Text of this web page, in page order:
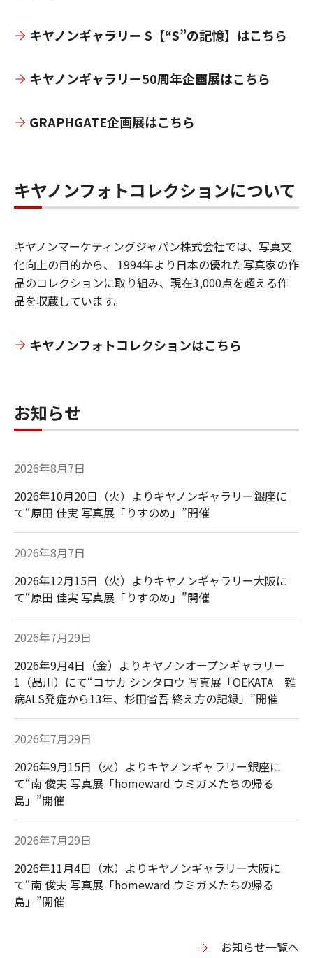
キヤノンギャラリー S【“S”の記憶】はこちら
キヤノンギャラリー50周年企画展はこちら
GRAPHGATE企画展はこちら
キヤノンフォトコレクションについて
キヤノンマーケティングジャパン株式会社では、写真文
化向上の目的から、 1994年より日本の優れた写真家の作
品のコレクションに取り組み、現在3,000点を超える作
品を収蔵しています。
キヤノンフォトコレクションはこちら
お知らせ
2026年8月7日
2026年10月20日（火）よりキヤノンギャラリー銀座に
て“原田 佳実 写真展「りすのめ」”開催
2026年8月7日
2026年12月15日（火）よりキヤノンギャラリー大阪に
て“原田 佳実 写真展「りすのめ」”開催
2026年7月29日
2026年9月4日（金）よりキヤノンオープンギャラリー
1（品川）にて“コサカ シンタロウ 写真展「OEKATA 難
病ALS発症から13年、杉田省吾 終え方の記録」”開催
2026年7月29日
2026年9月15日（火）よりキヤノンギャラリー銀座に
て“南 俊夫 写真展「homeward ウミガメたちの帰る
島」”開催
2026年7月29日
2026年11月4日（水）よりキヤノンギャラリー大阪に
て“南 俊夫 写真展「homeward ウミガメたちの帰る
島」”開催
お知らせ一覧へ